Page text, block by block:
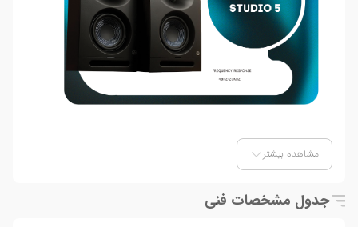
مشاهده بیشتر
جدول مشخصات فنی